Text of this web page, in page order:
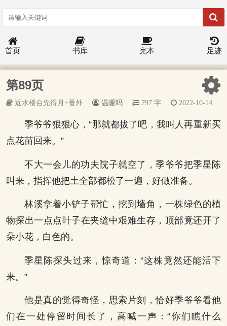
首页 书库 完本 足迹
第89页
近水楼台先得月+番外 温暖吗 797 字 2022-10-14
季爷爷狠狠心，“那就都拔了吧，我叫人再重新买
点花苗回来。”
不大一会儿的功夫院子就空了，季爷爷把季星陈
叫来，指挥他把土全部都松了一遍，好做准备。
林溪拿着小铲子帮忙，挖到墙角，一株绿色的植
物探出一点点叶子在夹缝中艰难生存，顶部竟还开了
朵小花，白色的。
季星陈探头过来，惊奇道：“这株竟然还能活下
来。”
他是真的觉得奇怪，思索片刻，恰好季爷爷看他
们在一处停留时间长了，高喊一声：“你们瞧什么